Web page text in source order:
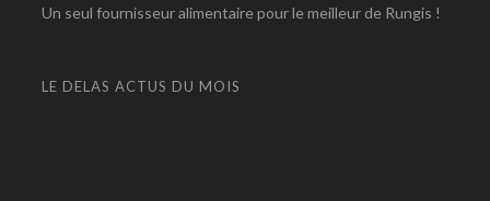
Un seul fournisseur alimentaire pour le meilleur de Rungis !
LE DELAS ACTUS DU MOIS